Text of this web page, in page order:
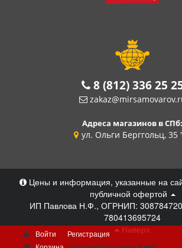
8 (812) 336 25
Адреса магазинов в СПб:
ул. Ольги Берггольц, 35
Цены и информация, указанные на
публичной офертой
ИП Павлова Н.Ф., ОГРНИП:
780413695724
Наверх
Войти
Регистрация